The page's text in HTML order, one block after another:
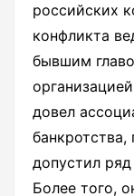
российских
конфликта
бывшим
довел
допустил
Более того,